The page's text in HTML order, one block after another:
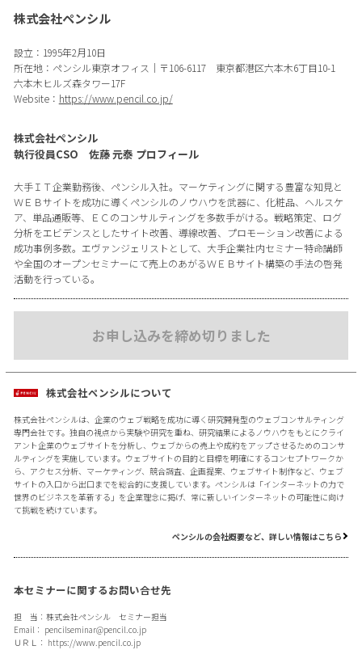
株式会社ペンシル
設立：1995年2月10日
所在地：ペンシル東京オフィス｜〒106-6117 東京都港区六本木6丁目10-1
六本木ヒルズ森タワー17F
Website： https://www.pencil.co.jp/
株式会社ペンシル
執行役員CSO 佐藤 元泰 プロフィール
大手ＩＴ企業勤務後、ペンシル入社。マーケティングに関する豊富な知見と
ＷＥＢサイトを成功に導くペンシルのノウハウを武器に、化粧品、ヘルスケ
ア、単品通販等、ＥＣのコンサルティングを多数手がける。戦略策定、ログ
分析をエビデンスとしたサイト改善、導線改善、プロモーション改善による
成功事例多数。エヴァンジェリストとして、大手企業社内セミナー特命講師
や全国のオープンセミナーにて売上のあがるＷＥＢサイト構築の手法の啓発
活動を行っている。
お申し込みを締め切りました
株式会社ペンシルについて
株式会社ペンシルは、企業のウェブ戦略を成功に導く研究開発型のウェブコンサルティング
専門会社です。独自の視点から実験や研究を重ね、研究結果によるノウハウをもとにクライ
アント企業のウェブサイトを分析し、ウェブからの売上や成約をアップさせるためのコンサ
ルティングを実施しています。ウェブサイトの目的と目標を明確にするコンセプトワークか
ら、アクセス分析、マーケティング、競合調査、企画提案、ウェブサイト制作など、ウェブ
サイトの入口から出口までを総合的に支援しています。ペンシルは「インターネットの力で
世界のビジネスを革新する」を企業理念に掲げ、常に新しいインターネットの可能性に向け
て挑戦を続けています。
ペンシルの会社概要など、詳しい情報はこちら
本セミナーに関するお問い合せ先
担 当：株式会社ペンシル セミナー担当
Email： pencilseminar@pencil.co.jp
ＵＲＬ： https://www.pencil.co.jp